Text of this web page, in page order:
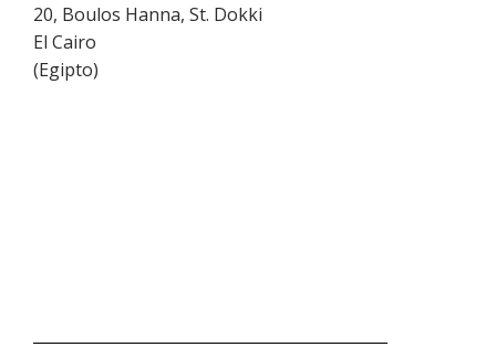
20, Boulos Hanna, St. Dokki
El Cairo
(Egipto)